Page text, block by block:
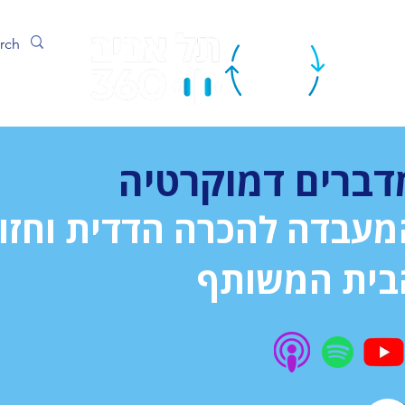
דמוקרטיה
להכרה הדדית
המשותף